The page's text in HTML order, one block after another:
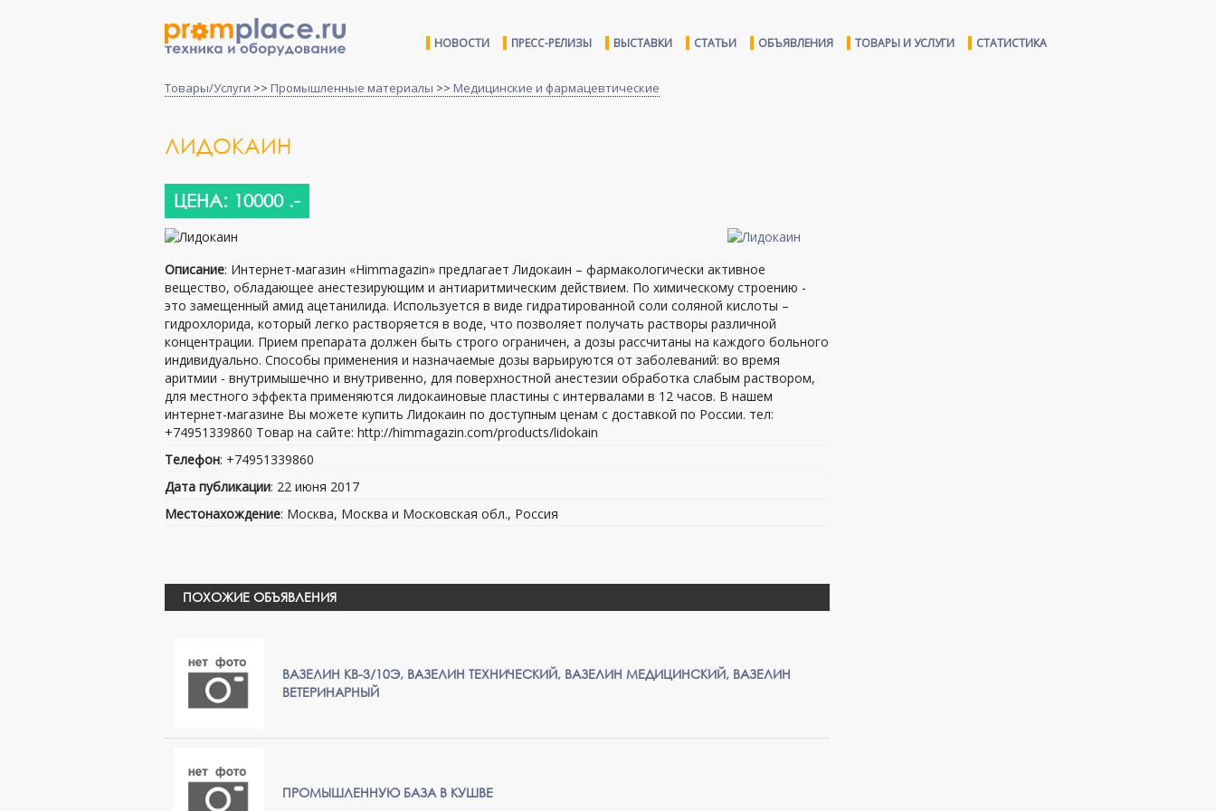
НОВОСТИ ПРЕСС-РЕЛИЗЫ ВЫСТАВКИ СТАТЬИ ОБЪЯВЛЕНИЯ ТОВАРЫ И УСЛУГИ СТАТИСТИКА
Товары/Услуги >> Промышленные материалы >> Медицинские и фармацевтические
ЛИДОКАИН
ЦЕНА: 10000 .-
Описание: Интернет-магазин «Himmagazin» предлагает Лидокаин – фармакологически активное
вещество, обладающее анестезирующим и антиаритмическим действием. По химическому строению -
это замещенный амид ацетанилида. Используется в виде гидратированной соли соляной кислоты –
гидрохлорида, который легко растворяется в воде, что позволяет получать растворы различной
концентрации. Прием препарата должен быть строго ограничен, а дозы рассчитаны на каждого больного
индивидуально. Способы применения и назначаемые дозы варьируются от заболеваний: во время
аритмии - внутримышечно и внутривенно, для поверхностной анестезии обработка слабым раствором,
для местного эффекта применяются лидокаиновые пластины с интервалами в 12 часов. В нашем
интернет-магазине Вы можете купить Лидокаин по доступным ценам с доставкой по России. тел:
+74951339860 Товар на сайте: http://himmagazin.com/products/lidokain
Телефон: +74951339860
Дата публикации: 22 июня 2017
Местонахождение: Москва, Москва и Московская обл., Россия
ПОХОЖИЕ ОБЪЯВЛЕНИЯ
ВАЗЕЛИН КВ-3/10Э, ВАЗЕЛИН ТЕХНИЧЕСКИЙ, ВАЗЕЛИН МЕДИЦИНСКИЙ, ВАЗЕЛИН
ВЕТЕРИНАРНЫЙ
ПРОМЫШЛЕННУЮ БАЗА В КУШВЕ